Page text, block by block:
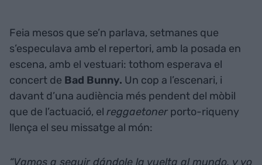
Feia mesos que se’n parlava, setmanes que
s’especulava amb el repertori, amb la posada en
escena, amb el vestuari: tothom esperava el
concert de Bad Bunny. Un cop a l’escenari, i
davant d’una audiència més pendent del mòbil
que de l’actuació, el reggaetoner porto-riqueny
llença el seu missatge al món:
“Vamos a seguir dándole la vuelta al mundo, y yo